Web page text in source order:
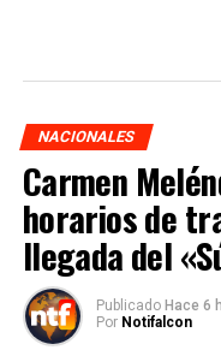
NACIONALES
Carmen
horarios de
llegada del
Publicado Hace 6
Por Notifalcon